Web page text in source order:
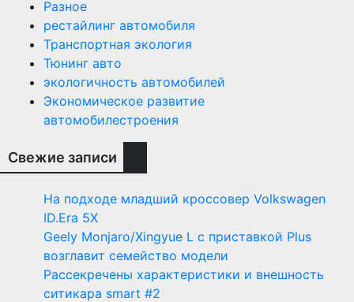
Разное
рестайлинг автомобиля
Транспортная экология
Тюнинг авто
экологичность автомобилей
Экономическое развитие
автомобилестроения
Свежие записи
На подходе младший кроссовер Volkswagen
ID.Era 5X
Geely Monjaro/Xingyue L с приставкой Plus
возглавит семейство модели
Рассекречены характеристики и внешность
ситикара smart #2